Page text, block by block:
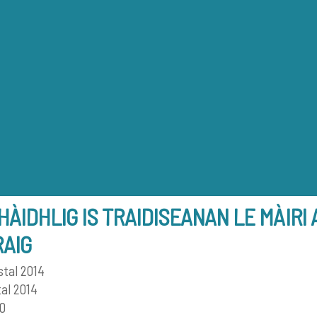
IS TRAIDISEANAN LE MÀIRI
2014
2014